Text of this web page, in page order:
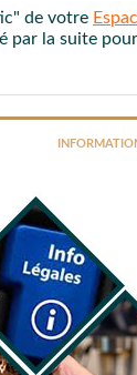
de votre
la suite